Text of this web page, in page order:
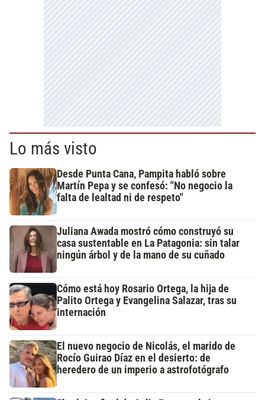
Lo más visto
Desde Punta Cana, Pampita habló sobre
Martín Pepa y se confesó: "No negocio la
falta de lealtad ni de respeto"
Juliana Awada mostró cómo construyó su
casa sustentable en La Patagonia: sin talar
ningún árbol y de la mano de su cuñado
Cómo está hoy Rosario Ortega, la hija de
Palito Ortega y Evangelina Salazar, tras su
internación
El nuevo negocio de Nicolás, el marido de
Rocío Guirao Díaz en el desierto: de
heredero de un imperio a astrofotógrafo